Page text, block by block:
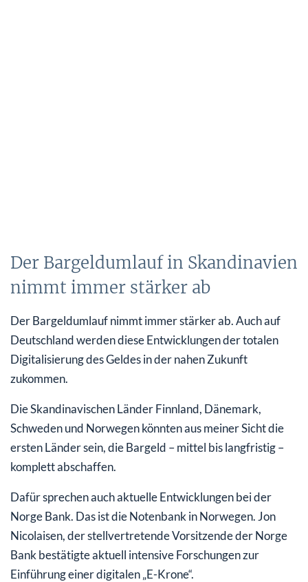
Der Bargeldumlauf in Skandinavien
nimmt immer stärker ab
Der Bargeldumlauf nimmt immer stärker ab. Auch auf
Deutschland werden diese Entwicklungen der totalen
Digitalisierung des Geldes in der nahen Zukunft
zukommen.
Die Skandinavischen Länder Finnland, Dänemark,
Schweden und Norwegen könnten aus meiner Sicht die
ersten Länder sein, die Bargeld – mittel bis langfristig –
komplett abschaffen.
Dafür sprechen auch aktuelle Entwicklungen bei der
Norge Bank. Das ist die Notenbank in Norwegen. Jon
Nicolaisen, der stellvertretende Vorsitzende der Norge
Bank bestätigte aktuell intensive Forschungen zur
Einführung einer digitalen „E-Krone“.